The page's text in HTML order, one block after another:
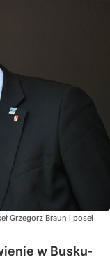
Grzegorz Braun i poseł
w Busku-